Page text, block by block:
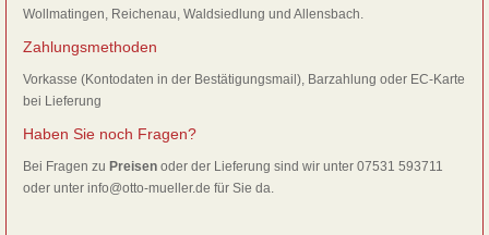
Wollmatingen, Reichenau, Waldsiedlung und Allensbach.
Zahlungsmethoden
Vorkasse (Kontodaten in der Bestätigungsmail), Barzahlung oder EC-Karte
bei Lieferung
Haben Sie noch Fragen?
Bei Fragen zu Preisen oder der Lieferung sind wir unter 07531 593711
oder unter info@otto-mueller.de für Sie da.